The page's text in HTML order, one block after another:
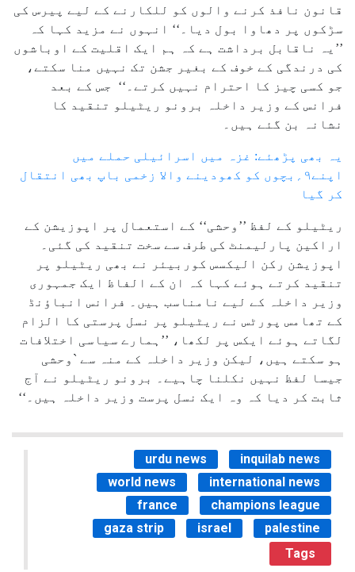
قانون نافذ کرنے والوں کو للکارنے کے لیے پیرس کی
سڑکوں پر دھاوا بول دیا۔‘‘ انہوں نے مزید کہا کہ
’’یہ ناقابل برداشت ہے کہ ہم ایک اقلیت کے اوباشوں
کی درندگی کے خوف کے بغیر جشن تک نہیں منا سکتے،
جو کسی چیز کا احترام نہیں کرتے۔‘‘ جس کے بعد
فرانس کے وزیر داخلہ برونو ریٹیلو تنقید کا
نشانہ بن گئے ہیں۔
یہ بھی پڑھئے: غزہ میں اسرائیلی حملے میں
اپنے۹؍بچوں کو کھودینے والا زخمی باپ بھی انتقال
کر گیا
ریٹیلو کے لفظ ’’وحشی‘‘ کے استعمال پر اپوزیشن کے
اراکین پارلیمنٹ کی طرف سے سخت تنقید کی گئی۔
اپوزیشن رکن الیکسس کوربیئر نے بھی ریٹیلو پر
تنقید کرتے ہوئے کہا کہ ان کے الفاظ ایک جمہوری
وزیر داخلہ کے لیے نامناسب ہیں۔ فرانس انباؤنڈ
کے تھامس پورٹس نے ریٹیلو پر نسل پرستی کا الزام
لگاتے ہوئے ایکس پر لکھا، ’’ہمارے سیاسی اختلافات
ہو سکتے ہیں، لیکن وزیر داخلہ کے منہ سے `وحشی
جیسا لفظ نہیں نکلنا چاہیے۔ برونو ریٹیلو نے آج
ثابت کر دیا کہ وہ ایک نسل پرست وزیر داخلہ ہیں۔‘‘
urdu news
inquilab news
world news
international news
france
champions league
gaza strip
israel
palestine
Tags